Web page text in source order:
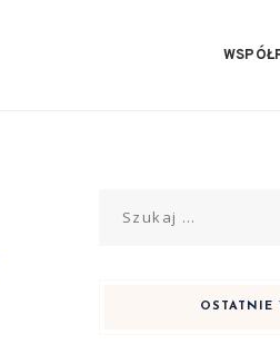
OSTATNIE